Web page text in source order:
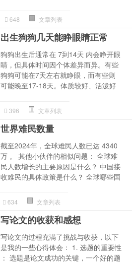
648 文章列表
出生狗狗几天能睁眼睛正常
狗狗出生后通常在 7到14天 内会睁开眼
睛，但具体时间因个体差异而异。有些
狗狗可能在7天左右就睁眼，而有些则
可能晚至17-18天。体质较好、活泼好
396 文章列表
世界难民数量
截至2024年，全球难民人数已达 4340
万 。 其他小伙伴的相似问题： 全球难
民人数增长的主要原因是什么？ 中国接
收难民的具体政策是什么？ 全球哪些国
634 文章列表
写论文的收获和感想
写论文的过程充满了挑战与收获，以下
是我的一些心得体会： 1. 选题的重要性
： 选题是论文成功的关键，一个好的题